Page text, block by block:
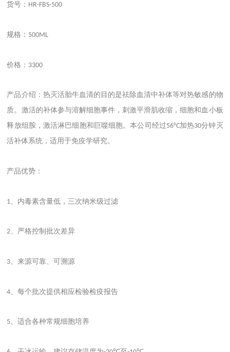
货号： HR-FBS-500
规格： 500ML
价格： 3300
产品介绍：热灭活胎牛血清的目的是祛除血清中补体等对热敏感的物
质。激活的补体参与溶解细胞事件，刺激平滑肌收缩，细胞和血小板
释放组胺，激活淋巴细胞和巨噬细胞。本公司经过56°C加热30分钟灭
活补体系统，适用于免疫学研究。
产品优势：
1 、内毒素含量低，三次纳米级过滤
2、严格控制批次差异
3、来源可靠、可溯源
4 、每个批次提供相应检验检疫报告
5、适合各种常规细胞培养